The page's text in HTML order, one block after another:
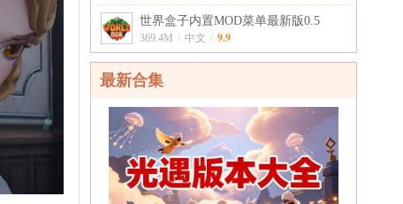
世界盒子内置MOD菜单最新版0.5
369.4M / 中文 / 9.9
最新合集